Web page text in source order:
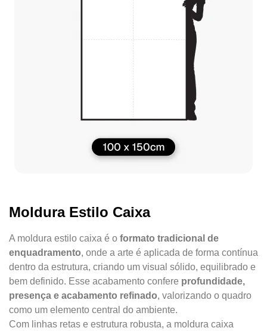
Moldura Estilo Caixa
A moldura estilo caixa é o formato tradicional de
enquadramento, onde a arte é aplicada de forma contínua
dentro da estrutura, criando um visual sólido, equilibrado e
bem definido. Esse acabamento confere profundidade,
presença e acabamento refinado, valorizando o quadro
como um elemento central do ambiente.
Com linhas retas e estrutura robusta, a moldura caixa